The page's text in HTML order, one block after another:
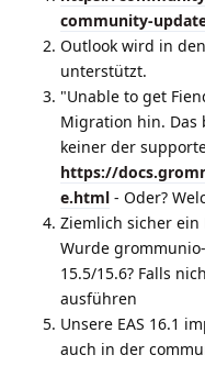
community-
Outlook wird in
unterstützt.
"Unable to get
Migration hin. Das
keiner der
https://
e.html - Oder?
Ziemlich sicher ein
Wurde
15.5/15.6? Falls
ausführen
Unsere EAS 16.1
auch in der